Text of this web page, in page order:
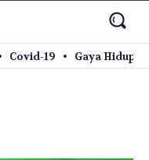
Covid-19 Gaya Hidup